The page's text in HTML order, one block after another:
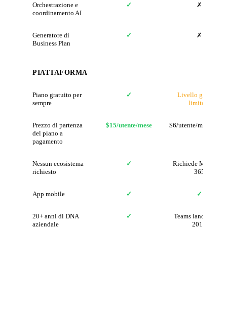
Orchestrazione e
coordinamento AI
✓ ✗
Generatore di
Business Plan
✓ ✗
PIATTAFORMA
Piano gratuito per
sempre
✓
Livello gratuito
limitato
Prezzo di partenza
del piano a
pagamento
$15/utente/mese $6/utente/mese
Nessun ecosistema
richiesto
✓
Richiede Microsoft
365
App mobile ✓ ✓
20+ anni di DNA
aziendale
✓
Teams lanciato nel
2017